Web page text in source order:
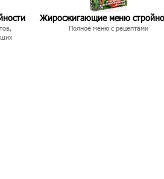
Жиросжигающие меню
Полное меню с рецептами